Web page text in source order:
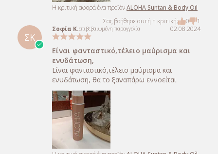
Η κριτική αφορά ένα προϊόνALOHA Suntan & Body Oil
Σας βοήθησε αυτή η κριτική;
0 1
ΣΚ
Σοφία Κ.επιβεβαιωμένη παραγγελία 02.08.2024
Είναι φανταστικό,τέλειο μαύρισμα και
ενυδάτωση,
Είναι φανταστικό,τέλειο μαύρισμα και
ενυδάτωση, θα το ξαναπάρω εννοείται